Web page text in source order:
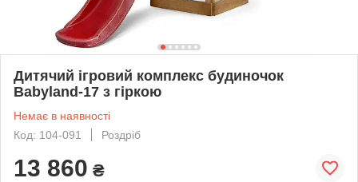
Дитячий ігровий комплекс будиночок
Babyland-17 з гіркою
Немає в наявності
Код: 104-091
Роздріб
13 860 ₴